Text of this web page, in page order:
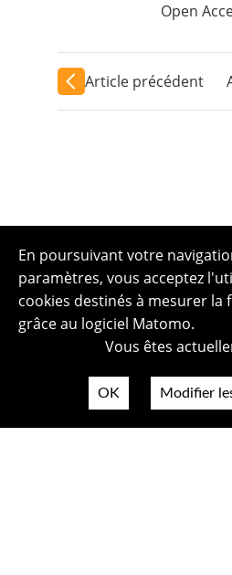
Open
Article précédent
En poursuivant votre
paramètres, vous acceptez
cookies destinés à mesurer
grâce au logiciel Matomo.
Vous êtes
OK Modifier